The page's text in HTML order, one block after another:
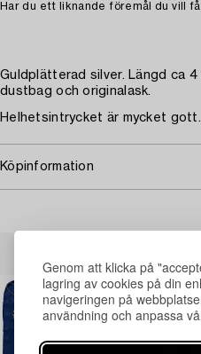
Genom att klicka på
lagring av cookies på din
navigeringen på
användning och anpassa
Har du ett liknande föremål du vill
Guldplätterad silver. Längd ca 4
dustbag och originalask.
Helhetsintrycket är mycket gott.
Köpinformation